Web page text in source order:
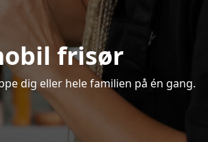
frisør
dig eller hele familien på én gang.